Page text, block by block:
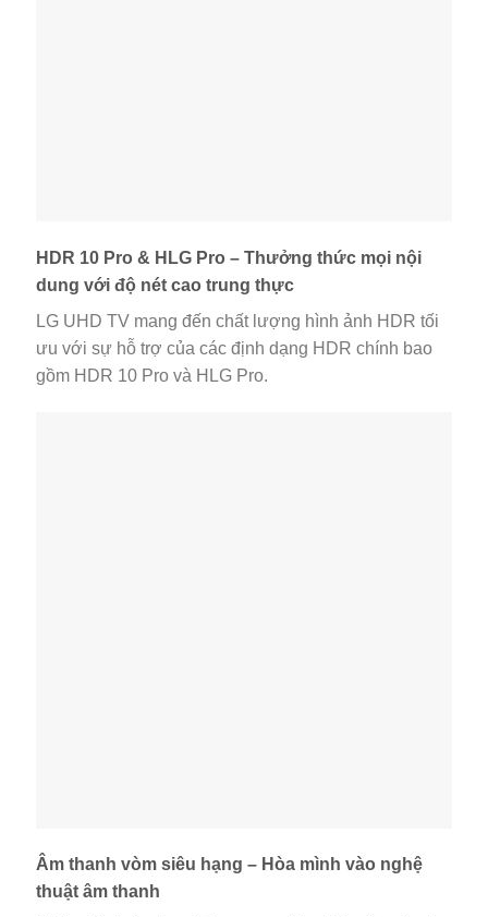
HDR 10 Pro & HLG Pro – Thưởng thức mọi nội
dung với độ nét cao trung thực
LG UHD TV mang đến chất lượng hình ảnh HDR tối
ưu với sự hỗ trợ của các định dạng HDR chính bao
gồm HDR 10 Pro và HLG Pro.
Âm thanh vòm siêu hạng – Hòa mình vào nghệ
thuật âm thanh